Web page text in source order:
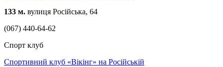
133 м. вулиця Російська, 64
(067) 440-64-62
Спорт клуб
Спортивний клуб «Вікінг» на Російській